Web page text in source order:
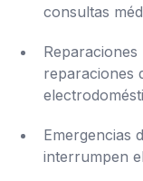
consultas
reparaciones
Emergencias
interrumpen